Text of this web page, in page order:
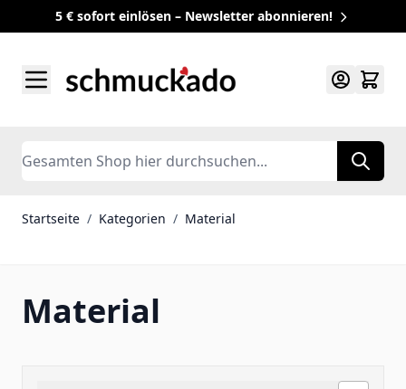
5 € sofort einlösen – Newsletter abonnieren!
Search
Startseite / Kategorien / Material
Material